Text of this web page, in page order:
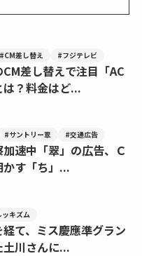
#CM差し替え #フジテレビ
差し替えで注目「AC
？料金はど...
#サントリー翠 #交通広告
速中「翠」の広告、Ｃ
かす「ち」...
ッキズム
て、ミス慶應準グラン
川さんに...